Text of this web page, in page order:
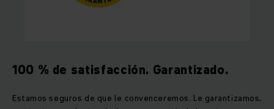
100 % de satisfacción. Garantizado.
Estamos seguros de que le convenceremos. Le garantizamos,